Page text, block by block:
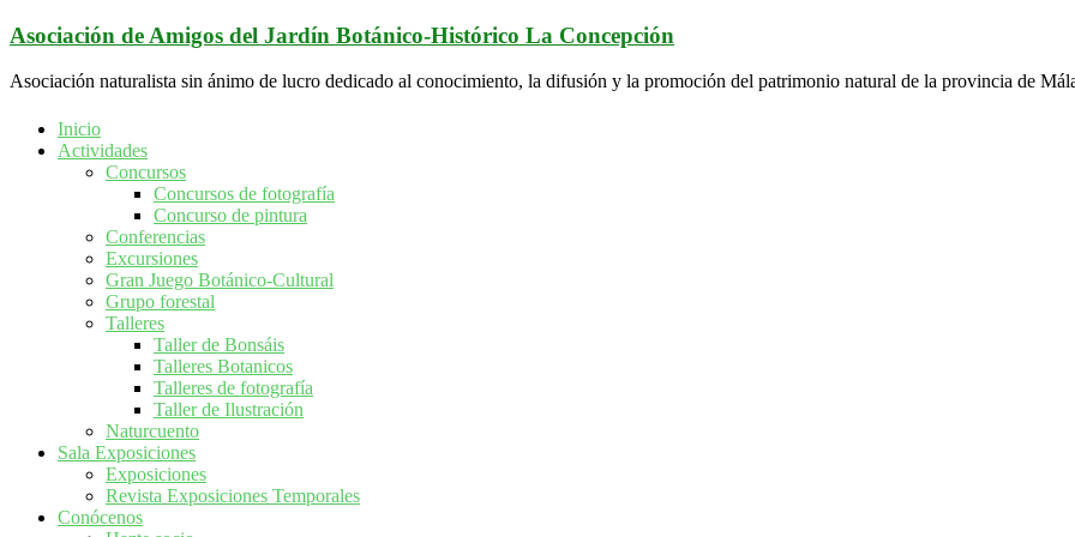
Saltar
contenido
Asociación de Amigos del Jardín Botánico-Histórico La Concepción
Asociación naturalista sin ánimo de lucro dedicado al conocimiento, la difusión y la promoción del patrimonio natural de la provincia de
Inicio
Actividades
Concursos
Concursos de fotografía
Concurso de pintura
Conferencias
Excursiones
Gran Juego Botánico-Cultural
Grupo forestal
Talleres
Taller de Bonsáis
Talleres Botanicos
Talleres de fotografía
Taller de Ilustración
Naturcuento
Sala Exposiciones
Exposiciones
Revista Exposiciones Temporales
Conócenos